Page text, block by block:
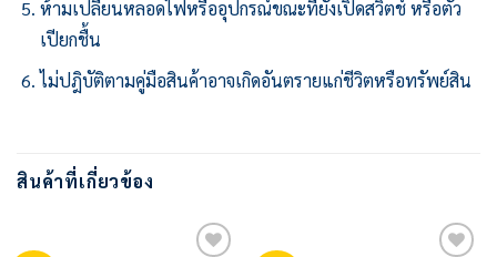
ห้ามเปลี่ยนหลอดไฟหรืออุปกรณ์ขณะที่ยังเปิดสวิตช์ หรือตัว
เปียกชื้น
ไม่ปฎิบัติตามคู่มือสินค้าอาจเกิดอันตรายแก่ชีวิตหรือทรัพย์สิน
สินค้าที่เกี่ยวข้อง